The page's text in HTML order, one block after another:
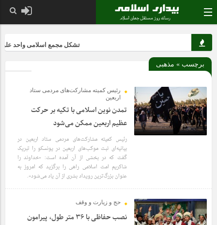
تشکل مجمع اسلامی واحد علوم و
برچسب » مذهبی
رئیس کمیته مشارکت‌های مردمی ستاد
اربعین
تمدن نوین اسلامی با تکیه بر حرکت
عظیم اربعین ممکن می‌شود
رئیس کمیته مشارکت‌های مردمی ستاد اربعین در
بیانیه‌ای ثبت موکب‌های اربعین در یونسکو را تبریک
گفت که در بخشی از آن آمده است: «خداوند را
شاکریم امت اسلامی راهی را برگزید که امروز به
عنوان بزرگ‌ترین رویداد بشری از آن یاد می‌شود».
حج و زیارت و وقف
نصب حفاظی با ۳۶ متر طول، پیرامون